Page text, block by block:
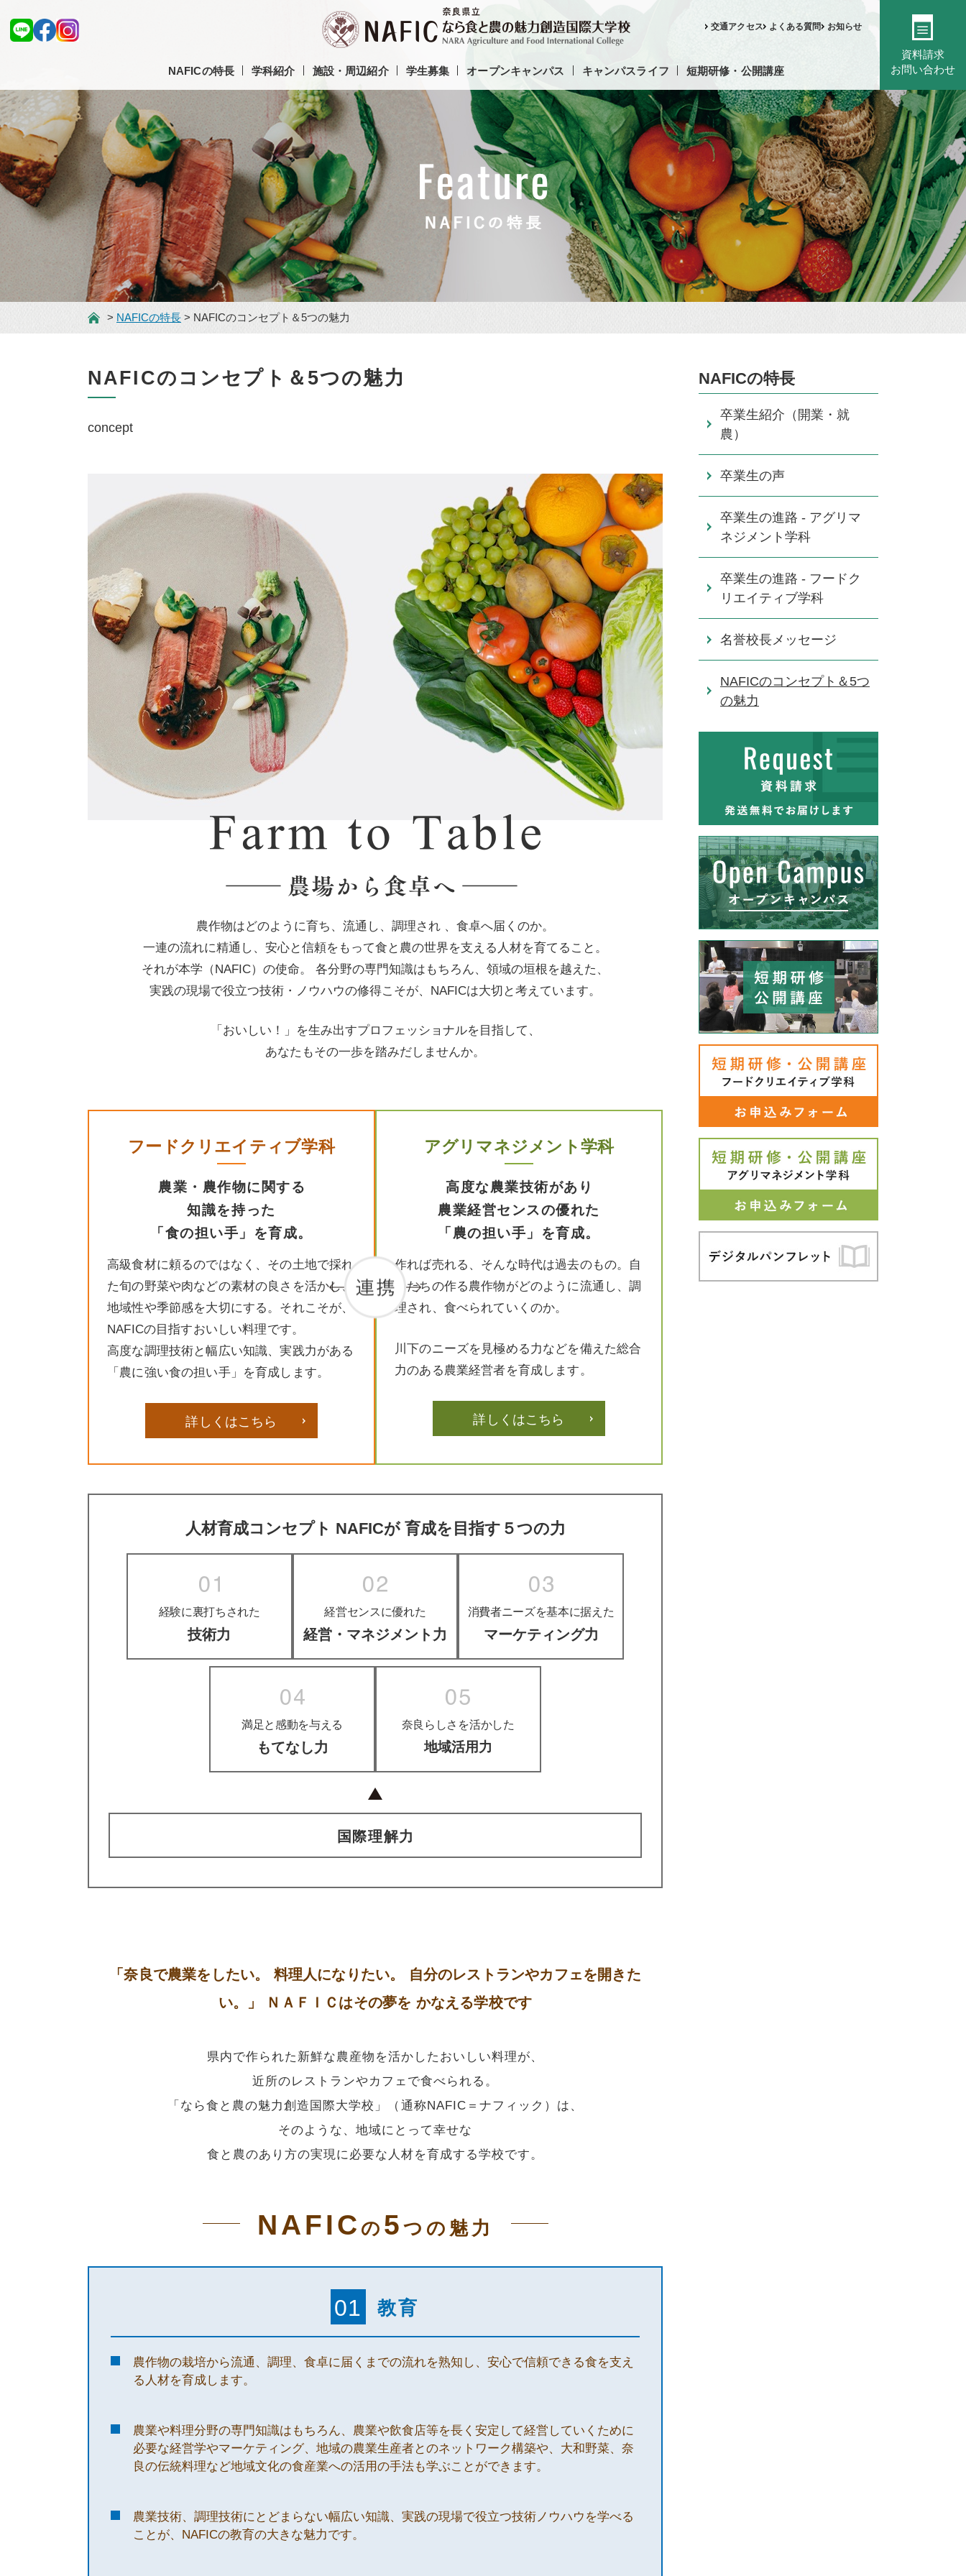
交通アクセス よくある質問 お知らせ
NAFICの特長 学科紹介 施設・周辺紹介 学生募集 オープンキャンパス キャンパスライフ 短期研修・公開講座
資料請求
お問い合わせ
> NAFICの特長 > NAFICのコンセプト＆5つの魅力
NAFICのコンセプト＆5つの魅力
concept
農作物はどのように育ち、流通し、調理され 、食卓へ届くのか。
一連の流れに精通し、安心と信頼をもって食と農の世界を支える人材を育てること。
それが本学（NAFIC）の使命。 各分野の専門知識はもちろん、領域の垣根を越えた、
実践の現場で役立つ技術・ノウハウの修得こそが、NAFICは大切と考えています。
「おいしい！」を生み出すプロフェッショナルを目指して、
あなたもその一歩を踏みだしませんか。
フードクリエイティブ学科
農業・農作物に関する
知識を持った
「食の担い手」を育成。
高級食材に頼るのではなく、その土地で採れ
た旬の野菜や肉などの素材の良さを活かし、
地域性や季節感を大切にする。それこそが、
NAFICの目指すおいしい料理です。
高度な調理技術と幅広い知識、実践力がある
「農に強い食の担い手」を育成します。
詳しくはこちら
アグリマネジメント学科
高度な農業技術があり
農業経営センスの優れた
「農の担い手」を育成。
作れば売れる、そんな時代は過去のもの。自
分たちの作る農作物がどのように流通し、調
理され、食べられていくのか。
川下のニーズを見極める力などを備えた総合
力のある農業経営者を育成します。
詳しくはこちら
人材育成コンセプト NAFICが育成を目指す５つの力
経験に裏打ちされた
技術力
経営センスに優れた
経営・マネジメント力
消費者ニーズを基本に据えた
マーケティング力
満足と感動を与える
もてなし力
奈良らしさを活かした
地域活用力
国際理解力
「奈良で農業をしたい。 料理人になりたい。
自分のレストランやカフェを開きた
い。」
ＮＡＦＩＣはその夢を かなえる学校です
県内で作られた新鮮な農産物を活かしたおいしい料理が、
近所のレストランやカフェで食べられる。
「なら食と農の魅力創造国際大学校」（通称NAFIC＝ナフィック）は、
そのような、地域にとって幸せな
食と農のあり方の実現に必要な人材を育成する学校です。
NAFIC の 5 つの魅力
01 教育
農作物の栽培から流通、調理、食卓に届くまでの流れを熟知し、安心で信頼できる食を支え
る人材を育成します。
農業や料理分野の専門知識はもちろん、農業や飲食店等を長く安定して経営していくために
必要な経営学やマーケティング、地域の農業生産者とのネットワーク構築や、大和野菜、奈
良の伝統料理など地域文化の食産業への活用の手法も学ぶことができます。
農業技術、調理技術にとどまらない幅広い知識、実践の現場で役立つ技術ノウハウを学べる
ことが、NAFICの教育の大きな魅力です。
NAFICの特長
卒業生紹介（開業・就
農）
卒業生の声
卒業生の進路 - アグリマ
ネジメント学科
卒業生の進路 - フードク
リエイティブ学科
名誉校長メッセージ
NAFICのコンセプト＆5つ
の魅力